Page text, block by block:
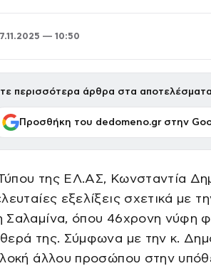
— 10:50
περισσότερα άρθρα στα
Προσθήκη του dedomeno.gr στην
της ΕΛ.ΑΣ, Κωνσταντία
εξελίξεις σχετικά με
Σαλαμίνα, όπου 46χρονη νύφη
της. Σύμφωνα με την κ.
άλλου προσώπου στην